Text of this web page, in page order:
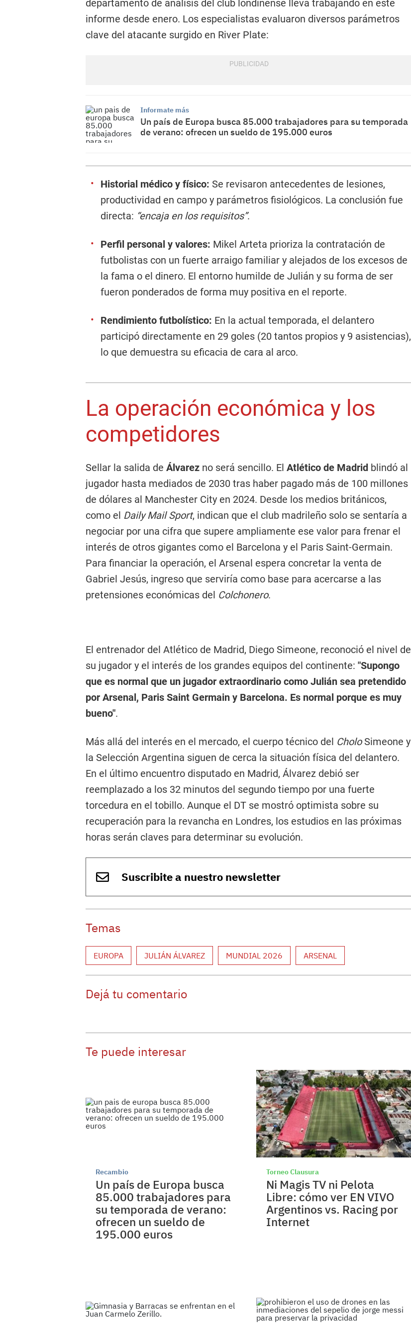
departamento de análisis del club londinense lleva trabajando en este
informe desde enero. Los especialistas evaluaron diversos parámetros
clave del atacante surgido en River Plate:
Informate más
Un país de Europa busca 85.000 trabajadores para su temporada
de verano: ofrecen un sueldo de 195.000 euros
Historial médico y físico: Se revisaron antecedentes de lesiones,
productividad en campo y parámetros fisiológicos. La conclusión fue
directa: “encaja en los requisitos”.
Perfil personal y valores: Mikel Arteta prioriza la contratación de
futbolistas con un fuerte arraigo familiar y alejados de los excesos de
la fama o el dinero. El entorno humilde de Julián y su forma de ser
fueron ponderados de forma muy positiva en el reporte.
Rendimiento futbolístico: En la actual temporada, el delantero
participó directamente en 29 goles (20 tantos propios y 9 asistencias),
lo que demuestra su eficacia de cara al arco.
La operación económica y los
competidores
Sellar la salida de Álvarez no será sencillo. El Atlético de Madrid blindó al
jugador hasta mediados de 2030 tras haber pagado más de 100 millones
de dólares al Manchester City en 2024. Desde los medios británicos,
como el Daily Mail Sport, indican que el club madrileño solo se sentaría a
negociar por una cifra que supere ampliamente ese valor para frenar el
interés de otros gigantes como el Barcelona y el Paris Saint-Germain.
Para financiar la operación, el Arsenal espera concretar la venta de
Gabriel Jesús, ingreso que serviría como base para acercarse a las
pretensiones económicas del Colchonero.
El entrenador del Atlético de Madrid, Diego Simeone, reconoció el nivel de
su jugador y el interés de los grandes equipos del continente: "Supongo
que es normal que un jugador extraordinario como Julián sea pretendido
por Arsenal, Paris Saint Germain y Barcelona. Es normal porque es muy
bueno".
Más allá del interés en el mercado, el cuerpo técnico del CholoSimeone y
la Selección Argentina siguen de cerca la situación física del delantero.
En el último encuentro disputado en Madrid, Álvarez debió ser
reemplazado a los 32 minutos del segundo tiempo por una fuerte
torcedura en el tobillo. Aunque el DT se mostró optimista sobre su
recuperación para la revancha en Londres, los estudios en las próximas
horas serán claves para determinar su evolución.
Suscribite a nuestro newsletter
Temas
EUROPA JULIÁN ÁLVAREZ MUNDIAL 2026 ARSENAL
Dejá tu comentario
Te puede interesar
Recambio
Un país de Europa busca
85.000 trabajadores para
su temporada de verano:
ofrecen un sueldo de
195.000 euros
Torneo Clausura
Ni Magis TV ni Pelota
Libre: cómo ver EN VIVO
Argentinos vs. Racing por
Internet